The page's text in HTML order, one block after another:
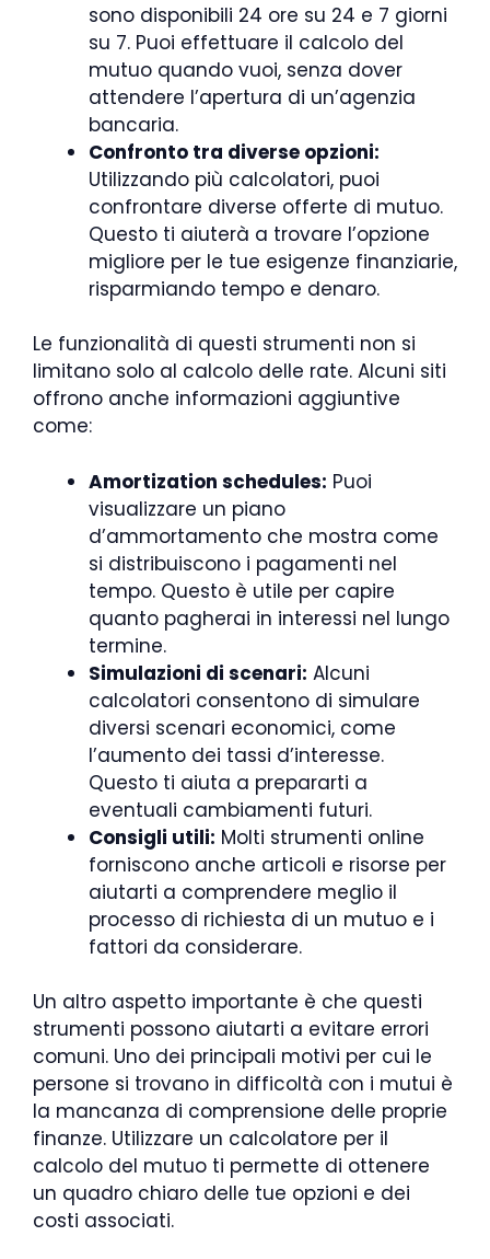
sono disponibili 24 ore su 24 e 7 giorni
su 7. Puoi effettuare il calcolo del
mutuo quando vuoi, senza dover
attendere l’apertura di un’agenzia
bancaria.
Confronto tra diverse opzioni:
Utilizzando più calcolatori, puoi
confrontare diverse offerte di mutuo.
Questo ti aiuterà a trovare l’opzione
migliore per le tue esigenze finanziarie,
risparmiando tempo e denaro.
Le funzionalità di questi strumenti non si
limitano solo al calcolo delle rate. Alcuni siti
offrono anche informazioni aggiuntive
come:
Amortization schedules: Puoi
visualizzare un piano
d’ammortamento che mostra come
si distribuiscono i pagamenti nel
tempo. Questo è utile per capire
quanto pagherai in interessi nel lungo
termine.
Simulazioni di scenari: Alcuni
calcolatori consentono di simulare
diversi scenari economici, come
l’aumento dei tassi d’interesse.
Questo ti aiuta a prepararti a
eventuali cambiamenti futuri.
Consigli utili: Molti strumenti online
forniscono anche articoli e risorse per
aiutarti a comprendere meglio il
processo di richiesta di un mutuo e i
fattori da considerare.
Un altro aspetto importante è che questi
strumenti possono aiutarti a evitare errori
comuni. Uno dei principali motivi per cui le
persone si trovano in difficoltà con i mutui è
la mancanza di comprensione delle proprie
finanze. Utilizzare un calcolatore per il
calcolo del mutuo ti permette di ottenere
un quadro chiaro delle tue opzioni e dei
costi associati.